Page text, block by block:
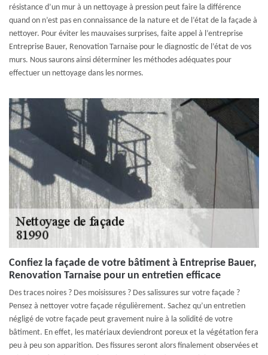
résistance d’un mur à un nettoyage à pression peut faire la différence
quand on n’est pas en connaissance de la nature et de l’état de la façade à
nettoyer. Pour éviter les mauvaises surprises, faite appel à l’entreprise
Entreprise Bauer, Renovation Tarnaise pour le diagnostic de l’état de vos
murs. Nous saurons ainsi déterminer les méthodes adéquates pour
effectuer un nettoyage dans les normes.
Confiez la façade de votre bâtiment à Entreprise Bauer,
Renovation Tarnaise pour un entretien efficace
Des traces noires ? Des moisissures ? Des salissures sur votre façade ?
Pensez à nettoyer votre façade régulièrement. Sachez qu’un entretien
négligé de votre façade peut gravement nuire à la solidité de votre
bâtiment. En effet, les matériaux deviendront poreux et la végétation fera
peu à peu son apparition. Des fissures seront alors finalement observées et